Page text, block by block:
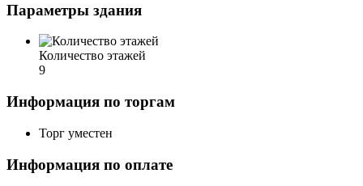
Параметры здания
Количество этажей
9
Информация по торгам
Торг уместен
Информация по оплате